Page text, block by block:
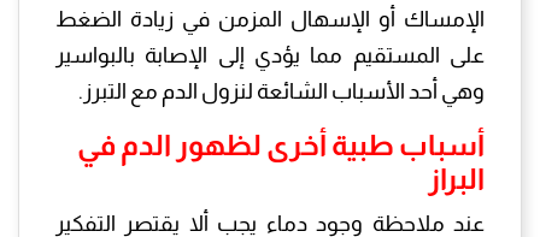
الإمساك أو الإسهال المزمن في زيادة الضغط
على المستقيم مما يؤدي إلى الإصابة بالبواسير
وهي أحد الأسباب الشائعة لنزول الدم مع التبرز.
أسباب طبية أخرى لظهور الدم في
البراز
عند ملاحظة وجود دماء يجب ألا يقتصر التفكير